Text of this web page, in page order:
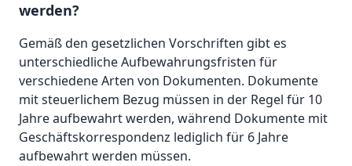
werden?
Gemäß den gesetzlichen Vorschriften gibt es
unterschiedliche Aufbewahrungsfristen für
verschiedene Arten von Dokumenten. Dokumente
mit steuerlichem Bezug müssen in der Regel für 10
Jahre aufbewahrt werden, während Dokumente mit
Geschäftskorrespondenz lediglich für 6 Jahre
aufbewahrt werden müssen.